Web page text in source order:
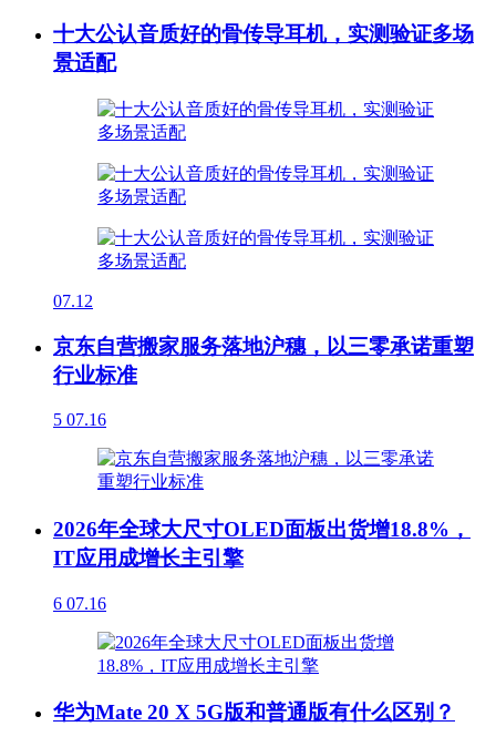
十大公认音质好的骨传导耳机，实测验证多场
景适配
07.12
京东自营搬家服务落地沪穗，以三零承诺重塑
行业标准
5 07.16
2026年全球大尺寸OLED面板出货增18.8%，
IT应用成增长主引擎
6 07.16
华为Mate 20 X 5G版和普通版有什么区别？